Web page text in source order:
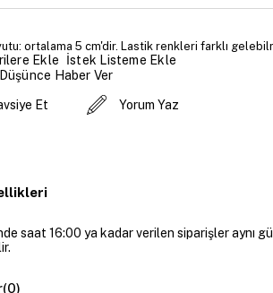
ortalama 5 cm'dir. Lastik renkleri farklı
Ekle
İstek Listeme Ekle
Haber Ver
Et Yorum Yaz
saat 16:00 ya kadar verilen siparişler aynı
(0)